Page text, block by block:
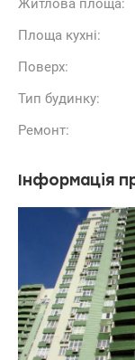
Житлова площа:
Площа кухні:
Поверх:
Тип будинку:
Ремонт:
Інформація